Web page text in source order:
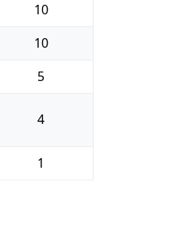
10
10
5
4
1